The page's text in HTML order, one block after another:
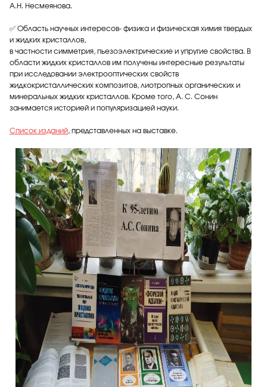
А.Н. Несмеянова.
✅ Область научных интересов- физика и физическая химия твердых
и жидких кристаллов,
в частности симметрия, пьезоэлектрические и упругие свойства. В
области жидких кристаллов им получены интересные результаты
при исследовании электрооптических свойств
жидкокристаллических композитов, лиотропных органических и
минеральных жидких кристаллов. Кроме того, А. С. Сонин
занимается историей и популяризацией науки.
Список изданий, представленных на выставке.